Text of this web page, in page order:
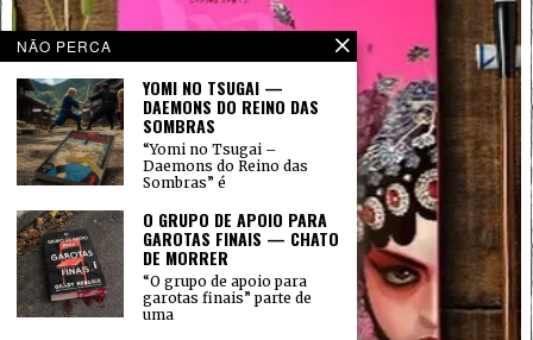
NÃO PERCA
YOMI NO TSUGAI —
DAEMONS DO REINO DAS
SOMBRAS
“Yomi no Tsugai –
Daemons do Reino das
Sombras” é
O GRUPO DE APOIO PARA
GAROTAS FINAIS — CHATO
DE MORRER
“O grupo de apoio para
garotas finais” parte de
uma